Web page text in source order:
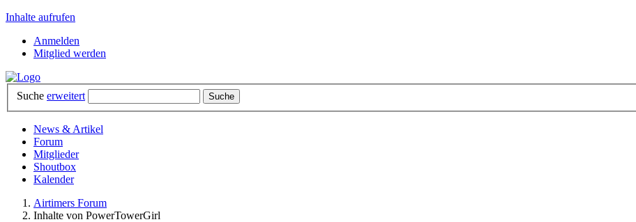
Inhalte aufrufen
Anmelden
Mitglied werden
Suche erweitert
News & Artikel
Forum
Mitglieder
Shoutbox
Kalender
Airtimers Forum
Inhalte von PowerTowerGirl